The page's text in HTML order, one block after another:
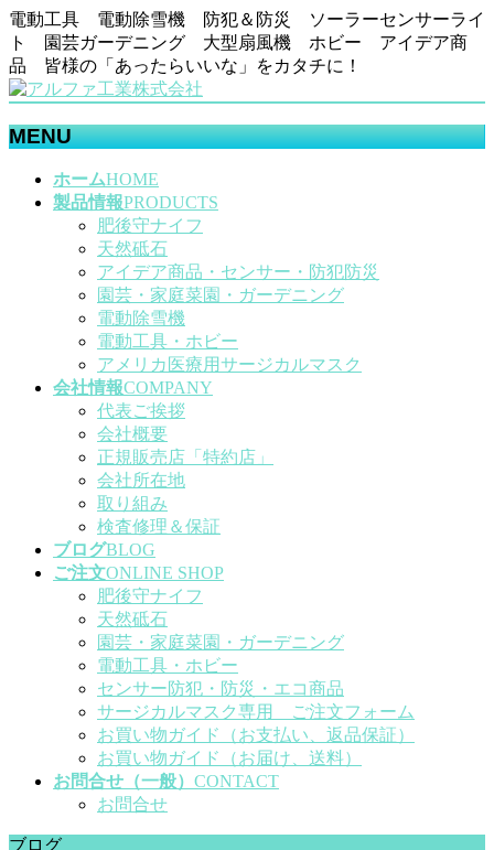
電動工具 電動除雪機 防犯＆防災 ソーラーセンサーライ
ト 園芸ガーデニング 大型扇風機 ホビー アイデア商
品 皆様の「あったらいいな」をカタチに！
MENU
ホームHOME
製品情報PRODUCTS
肥後守ナイフ
天然砥石
アイデア商品・センサー・防犯防災
園芸・家庭菜園・ガーデニング
電動除雪機
電動工具・ホビー
アメリカ医療用サージカルマスク
会社情報COMPANY
代表ご挨拶
会社概要
正規販売店「特約店」
会社所在地
取り組み
検査修理＆保証
ブログBLOG
ご注文ONLINE SHOP
肥後守ナイフ
天然砥石
園芸・家庭菜園・ガーデニング
電動工具・ホビー
センサー防犯・防災・エコ商品
サージカルマスク専用 ご注文フォーム
お買い物ガイド（お支払い、返品保証）
お買い物ガイド（お届け、送料）
お問合せ（一般） CONTACT
お問合せ
ブログ